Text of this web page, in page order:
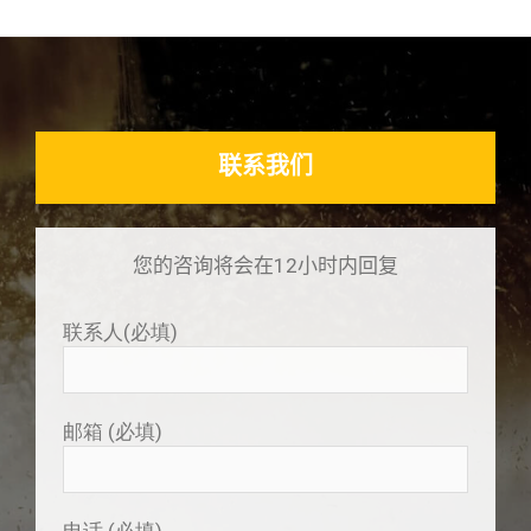
联系我们
您的咨询将会在12小时内回复
联系人(必填)
邮箱 (必填)